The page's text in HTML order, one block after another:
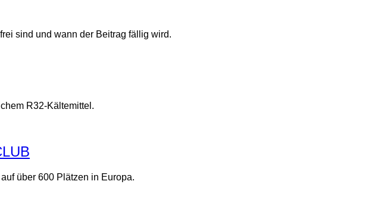
sind und wann der Beitrag fällig wird.
R32-Kältemittel.
über 600 Plätzen in Europa.